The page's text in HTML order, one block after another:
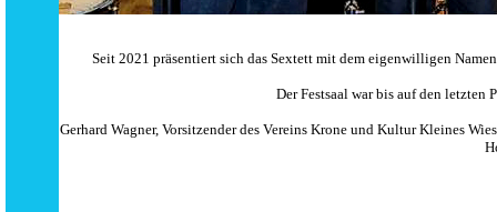
Seit 2021 präsentiert sich das Sextett mit dem eigenwilligen
Der Festsaal war bis auf den letzten
Gerhard Wagner, Vorsitzender des Vereins Krone und Kultur Kleines